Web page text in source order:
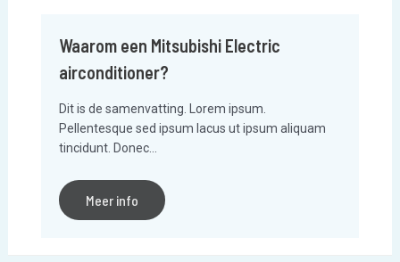
Waarom een Mitsubishi Electric
airconditioner?
Dit is de samenvatting. Lorem ipsum.
Pellentesque sed ipsum lacus ut ipsum aliquam
tincidunt. Donec…
Meer info